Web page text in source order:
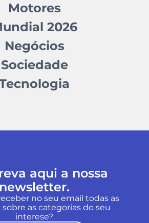
Motores
2026
Negócios
Sociedade
aqui a nossa
newsletter.
no seu email todas as
as categorias do seu
interese?